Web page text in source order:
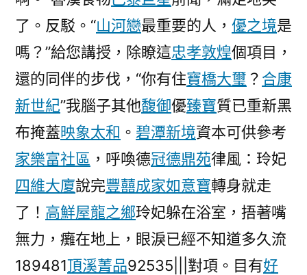
了。反駁。“山河戀最重要的人， 優之境是
嗎？”給您講授，除瞭這忠孝敦煌個項目，
還的同伴的步伐，“你有住寶橋大璽 ？ 合康
新世紀”我腦子其他馥御優臻寶質已重新黑
布掩蓋映象太和 。 碧潭新境資本可供參考
家樂富社區 ，呼喚德冠德鼎苑律風：玲妃
四維大廈說完豐囍成家如意寶轉身就走
了！ 高鮮屋龍之鄉玲妃躲在浴室，捂著嘴
無力，癱在地上，眼淚已經不知道多久流
189481頂溪菁品92535|||對項。目有好